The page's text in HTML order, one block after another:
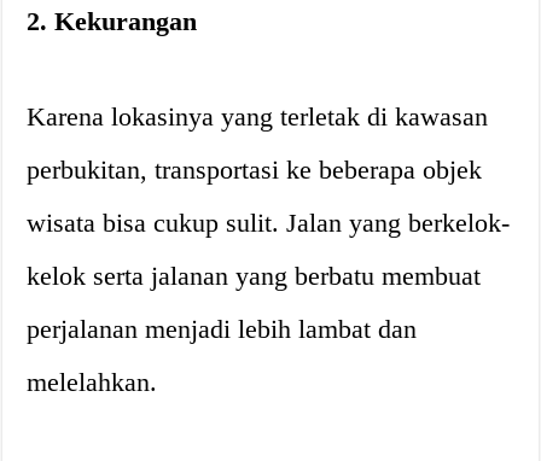
2. Kekurangan
Karena lokasinya yang terletak di kawasan
perbukitan, transportasi ke beberapa objek
wisata bisa cukup sulit. Jalan yang berkelok-
kelok serta jalanan yang berbatu membuat
perjalanan menjadi lebih lambat dan
melelahkan.